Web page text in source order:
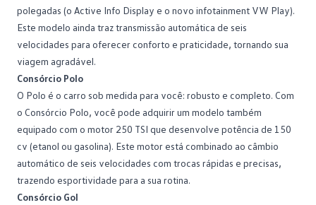
polegadas (o Active Info Display e o novo infotainment VW Play).
Este modelo ainda traz transmissão automática de seis
velocidades para oferecer conforto e praticidade, tornando sua
viagem agradável.
Consórcio Polo
O Polo é o carro sob medida para você: robusto e completo. Com
o Consórcio Polo, você pode adquirir um modelo também
equipado com o motor 250 TSI que desenvolve potência de 150
cv (etanol ou gasolina). Este motor está combinado ao câmbio
automático de seis velocidades com trocas rápidas e precisas,
trazendo esportividade para a sua rotina.
Consórcio Gol